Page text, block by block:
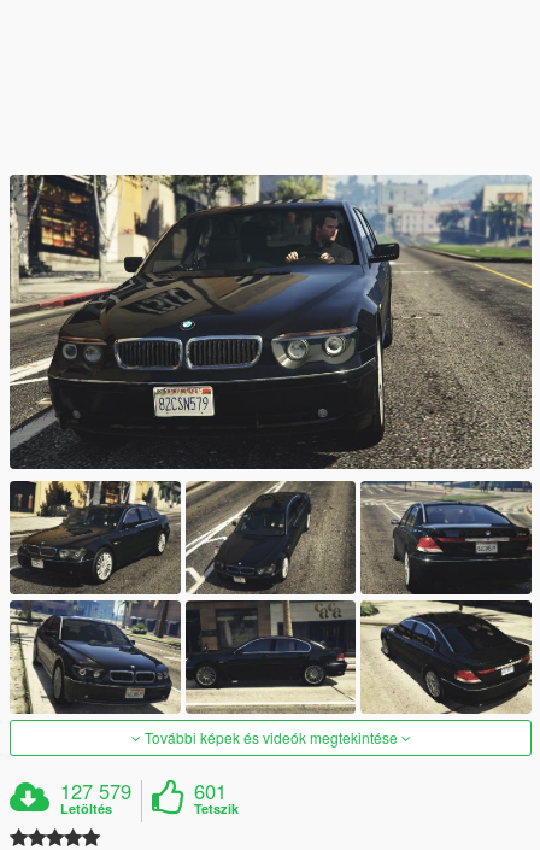
További képek és videók megtekintése
127 579
Letöltés
601
Tetszik